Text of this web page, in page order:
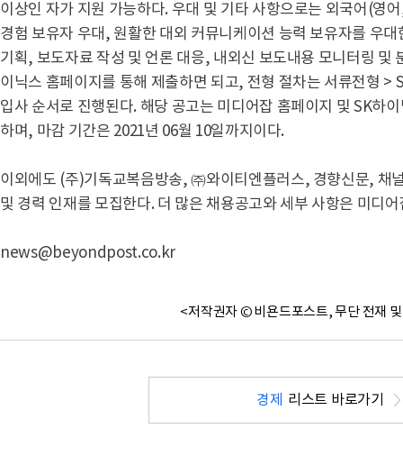
이상인 자가 지원 가능하다. 우대 및 기타 사항으로는 외국어(영
경험 보유자 우대, 원활한 대외 커뮤니케이션 능력 보유자를 우
기획, 보도자료 작성 및 언론 대응, 내외신 보도내용 모니터링 및
이닉스 홈페이지를 통해 제출하면 되고, 전형 절차는 서류전형 >
입사 순서로 진행된다. 해당 공고는 미디어잡 홈페이지 및 SK하
하며, 마감 기간은 2021년 06월 10일까지이다.
이외에도 (주)기독교복음방송, ㈜와이티엔플러스, 경향신문, 채
및 경력 인재를 모집한다. 더 많은 채용공고와 세부 사항은 미디
news@beyondpost.co.kr
<저작권자 © 비욘드포스트, 무단 전재
경제 리스트 바로가기